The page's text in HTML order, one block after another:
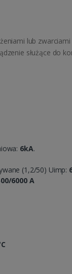
lub zwarciami
służące do
6kA.
(1,2/50) Uimp:
6000 A